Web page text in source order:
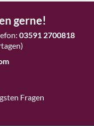
gerne!
03591 2700818
Fragen